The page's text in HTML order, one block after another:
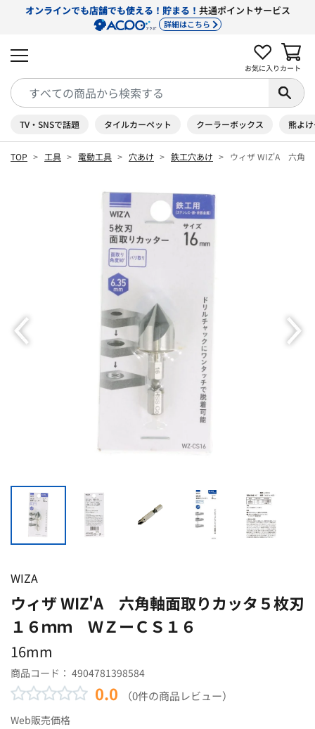
オンラインでも店舗でも使える！貯まる！ 共通ポイントサービス
詳細はこちら
お気に入り カート
TV・SNSで話題 タイルカーペット クーラーボックス 熊よ
TOP 工具 電動工具 穴あけ 鉄工穴あけ ウィザ WIZ'A 六角
WIZA
ウィザ WIZ'A 六角軸面取りカッタ５枚刃
１６ｍｍ ＷＺーＣＳ１６
16mm
商品コード： 4904781398584
0.0 （0件の商品レビュー）
Web販売価格